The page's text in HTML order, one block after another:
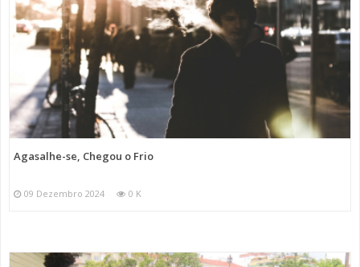
Agasalhe-se, Chegou o Frio
09 Dezembro 2024 0 K